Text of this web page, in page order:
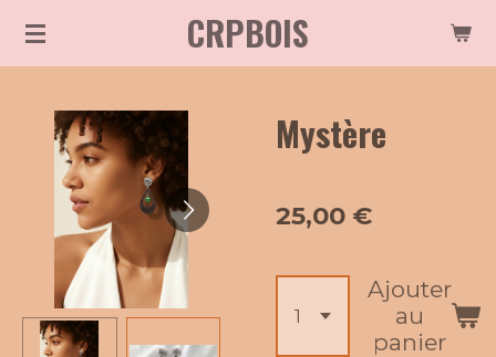
Passer
principal
CRPBOIS
Mystère
25,00 €
Ajouter
au
panier